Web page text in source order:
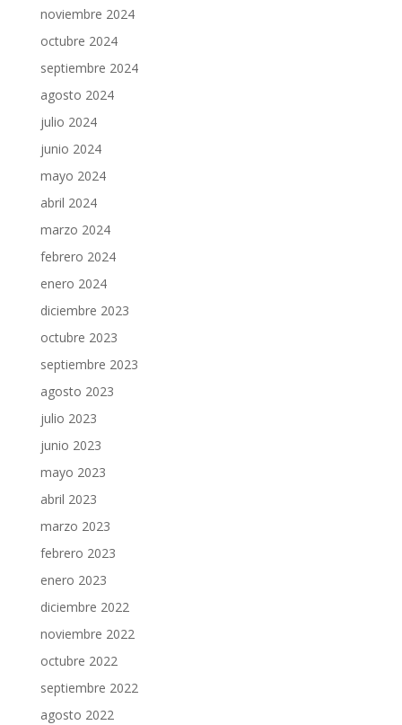
noviembre 2024
octubre 2024
septiembre 2024
agosto 2024
julio 2024
junio 2024
mayo 2024
abril 2024
marzo 2024
febrero 2024
enero 2024
diciembre 2023
octubre 2023
septiembre 2023
agosto 2023
julio 2023
junio 2023
mayo 2023
abril 2023
marzo 2023
febrero 2023
enero 2023
diciembre 2022
noviembre 2022
octubre 2022
septiembre 2022
agosto 2022